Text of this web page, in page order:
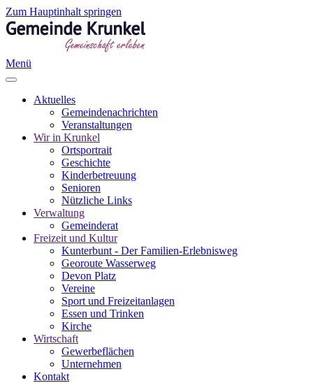
Zum Hauptinhalt springen
Menü
Aktuelles
Gemeindenachrichten
Veranstaltungen
Wir in Krunkel
Ortsportrait
Geschichte
Kinderbetreuung
Senioren
Nützliche Links
Verwaltung
Gemeinderat
Freizeit und Kultur
Kunterbunt - Der Familien-Erlebnisweg
Georoute Wasserweg
Devon Platz
Vereine
Sport und Freizeitanlagen
Essen und Trinken
Kirche
Wirtschaft
Gewerbeflächen
Unternehmen
Kontakt